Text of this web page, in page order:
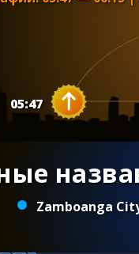
05:47
Zamboanga